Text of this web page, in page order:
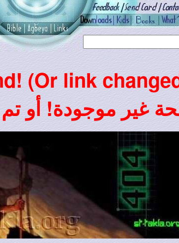
(Or link
غير موجودة! أو تم